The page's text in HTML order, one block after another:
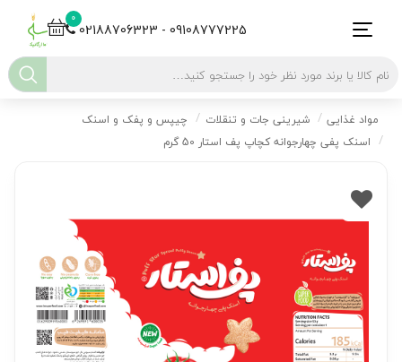
0
02188706323 - 09108777225
مواد غذایی شیرینی جات و تنقلات
چیپس و پفک و اسنک
اسنک پفی چهارجوانه کچاپ پف استار 50 گرم